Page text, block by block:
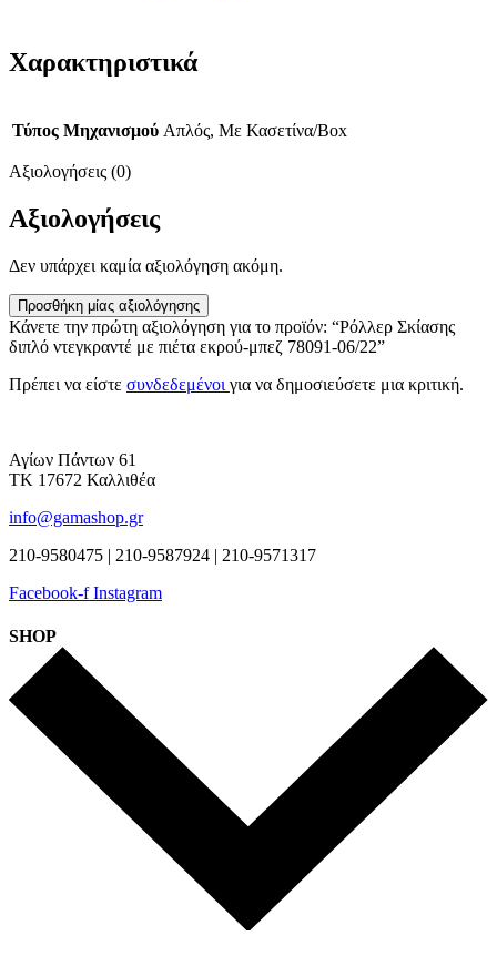
Χαρακτηριστικά
Τύπος Μηχανισμού Απλός, Με Κασετίνα/Box
Αξιολογήσεις (0)
Αξιολογήσεις
Δεν υπάρχει καμία αξιολόγηση ακόμη.
Προσθήκη μίας αξιολόγησης
Κάνετε την πρώτη αξιολόγηση για το προϊόν: “Ρόλλερ Σκίασης
διπλό ντεγκραντέ με πιέτα εκρού-μπεζ 78091-06/22”
Πρέπει να είστε συνδεδεμένοι για να δημοσιεύσετε μια κριτική.
Αγίων Πάντων 61
ΤΚ 17672 Καλλιθέα
info@gamashop.gr
210-9580475 | 210-9587924 | 210-9571317
Facebook-f Instagram
SHOP